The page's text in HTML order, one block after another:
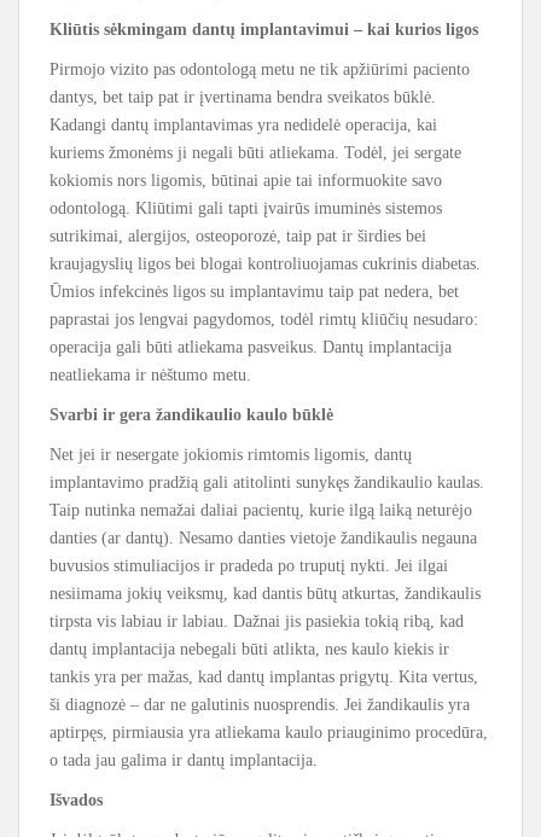
Kliūtis sėkmingam dantų implantavimui – kai kurios ligos
Pirmojo vizito pas odontologą metu ne tik apžiūrimi paciento
dantys, bet taip pat ir įvertinama bendra sveikatos būklė.
Kadangi dantų implantavimas yra nedidelė operacija, kai
kuriems žmonėms ji negali būti atliekama. Todėl, jei sergate
kokiomis nors ligomis, būtinai apie tai informuokite savo
odontologą. Kliūtimi gali tapti įvairūs imuminės sistemos
sutrikimai, alergijos, osteoporozė, taip pat ir širdies bei
kraujagyslių ligos bei blogai kontroliuojamas cukrinis diabetas.
Ūmios infekcinės ligos su implantavimu taip pat nedera, bet
paprastai jos lengvai pagydomos, todėl rimtų kliūčių nesudaro:
operacija gali būti atliekama pasveikus. Dantų implantacija
neatliekama ir nėštumo metu.
Svarbi ir gera žandikaulio kaulo būklė
Net jei ir nesergate jokiomis rimtomis ligomis, dantų
implantavimo pradžią gali atitolinti sunykęs žandikaulio kaulas.
Taip nutinka nemažai daliai pacientų, kurie ilgą laiką neturėjo
danties (ar dantų). Nesamo danties vietoje žandikaulis negauna
buvusios stimuliacijos ir pradeda po truputį nykti. Jei ilgai
nesiimama jokių veiksmų, kad dantis būtų atkurtas, žandikaulis
tirpsta vis labiau ir labiau. Dažnai jis pasiekia tokią ribą, kad
dantų implantacija nebegali būti atlikta, nes kaulo kiekis ir
tankis yra per mažas, kad dantų implantas prigytų. Kita vertus,
ši diagnozė – dar ne galutinis nuosprendis. Jei žandikaulis yra
aptirpęs, pirmiausia yra atliekama kaulo priauginimo procedūra,
o tada jau galima ir dantų implantacija.
Išvados